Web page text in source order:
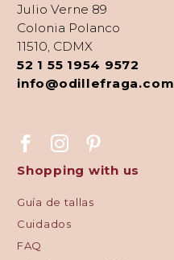
Julio Verne 89
Colonia Polanco
11510, CDMX
52 1 55 1954 9572
info@odillefraga.com
Shopping with us
Guía de tallas
Cuidados
FAQ